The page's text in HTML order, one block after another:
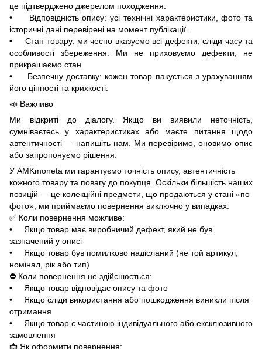
це підтверджено джерелом походження.
• Відповідність опису: усі технічні характеристики, фото та
історичні дані перевірені на момент публікації.
• Стан товару: ми чесно вказуємо всі дефекти, сліди часу та
особливості збереження. Ми не приховуємо дефекти, не
прикрашаємо стан.
• Безпечну доставку: кожен товар пакується з урахуванням
його цінності та крихкості.
📣 Важливо
Ми відкриті до діалогу. Якщо ви виявили неточність,
сумніваєтесь у характеристиках або маєте питання щодо
автентичності — напишіть нам. Ми перевіримо, оновимо опис
або запропонуємо рішення.
У AMKmoneta ми гарантуємо точність опису, автентичність
кожного товару та повагу до покупця. Оскільки більшість наших
позицій — це колекційні предмети, що продаються у стані «по
фото», ми приймаємо повернення виключно у випадках:
✅ Коли повернення можливе:
• Якщо товар має виробничий дефект, який не був
зазначений у описі
• Якщо товар був помилково надісланий (не той артикул,
номінал, рік або тип)
⛔ Коли повернення не здійснюється:
• Якщо товар відповідає опису та фото
• Якщо сліди використання або пошкодження виникли після
отримання
• Якщо товар є частиною індивідуального або ексклюзивного
замовлення
📩 Як оформити повернення: